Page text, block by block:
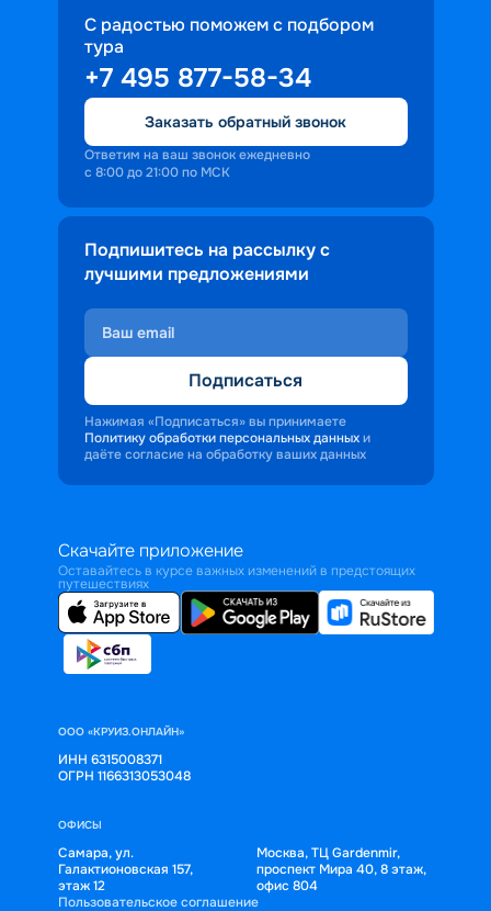
С радостью поможем с подбором
тура
+7 495 877-58-34
Заказать обратный звонок
Ответим на ваш звонок ежедневно
с 8:00 до 21:00 по МСК
Подпишитесь на рассылку с
лучшими предложениями
Подписаться
Нажимая «Подписаться» вы принимаете
Политику обработки персональных данных и
даёте согласие на обработку ваших данных
Скачайте приложение
Оставайтесь в курсе важных изменений в предстоящих
путешествиях
ООО «КРУИЗ.ОНЛАЙН»
ИНН 6315008371
ОГРН 1166313053048
ОФИСЫ
Самара, ул.
Галактионовская 157,
этаж 12
Москва, ТЦ Gardenmir,
проспект Мира 40, 8 этаж,
офис 804
Пользовательское соглашение